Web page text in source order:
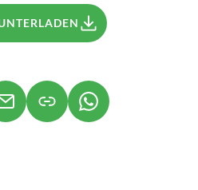
IN NEUEM TAB)
(LINK ÖFFNET IN NEUEM TAB)
(LINK ÖFFNET IN